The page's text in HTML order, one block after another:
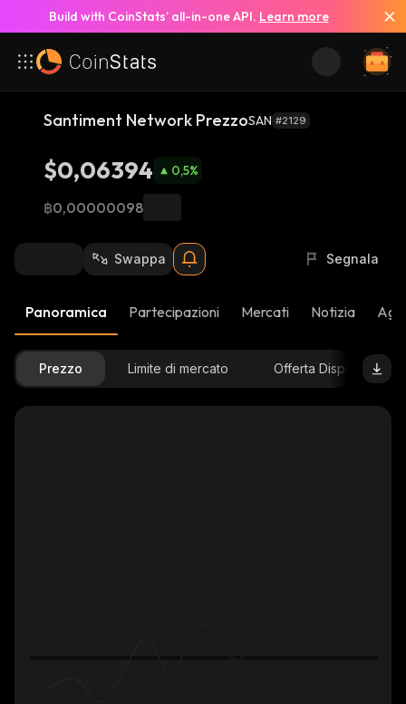
Build with CoinStats’ all-in-one API. Learn more
Santiment Network PrezzoSAN #2129
$0,06394 0,5%
฿0,00000098
Swappa Segnala
Panoramica Partecipazioni Mercati Notizia
Prezzo Limite di mercato Offerta Disponibile